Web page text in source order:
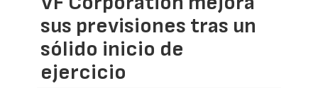
sus previsiones tras un
sólido inicio de
ejercicio